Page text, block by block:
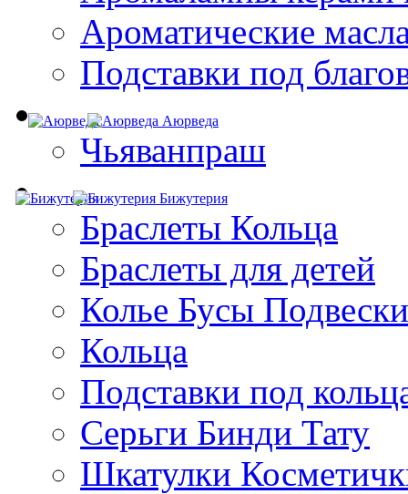
Ароматические
Подставки под
Аюрведа
Чьяванпраш
Бижутерия
Браслеты Кольца
Браслеты для детей
Колье Бусы Подвески
Кольца
Подставки под
Серьги Бинди Тату
Шкатулки